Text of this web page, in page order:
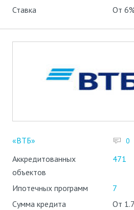
Ставка
От 6%
«ВТБ» 0
Аккредитованных
объектов
471
Ипотечных программ
7
Сумма кредита
От